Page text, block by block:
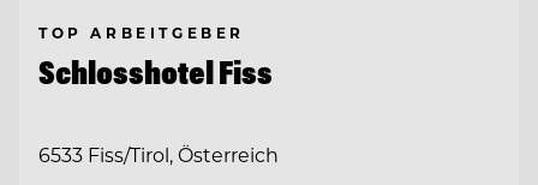
TOP ARBEITGEBER
Schlosshotel Fiss
6533 Fiss/Tirol, Österreich